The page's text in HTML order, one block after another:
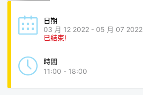
日期
03 月 12 2022 - 05 月 07 2022
已結束!
時間
11:00 - 18:00